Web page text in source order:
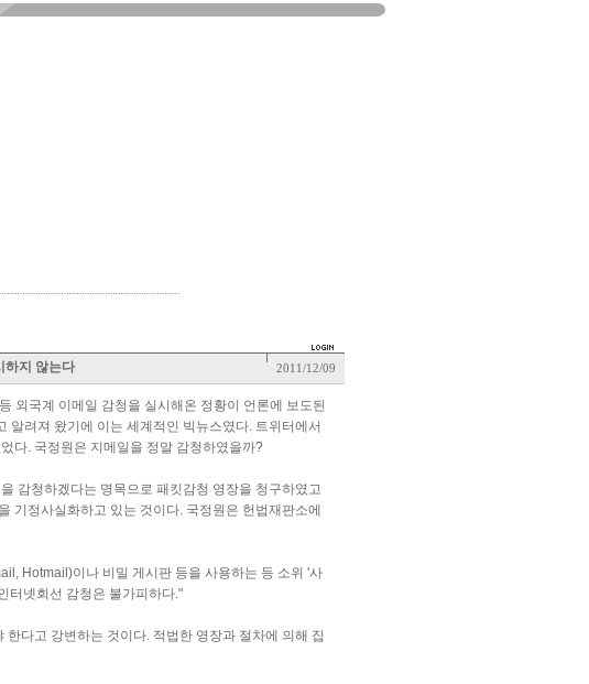
하지 않는다 2011/12/09
외국계 이메일 감청을 실시해온 정황이 언론에 보도된
알려져 왔기에 이는 세계적인 빅뉴스였다. 트위터에서
다. 국정원은 지메일을 정말 감청하였을까?
감청하겠다는 명목으로 패킷감청 영장을 청구하였고
기정사실화하고 있는 것이다. 국정원은 헌법재판소에
Hotmail)이나 비밀 게시판 등을 사용하는 등 소위 '사
터넷회선 감청은 불가피하다."
다고 강변하는 것이다. 적법한 영장과 절차에 의해 집